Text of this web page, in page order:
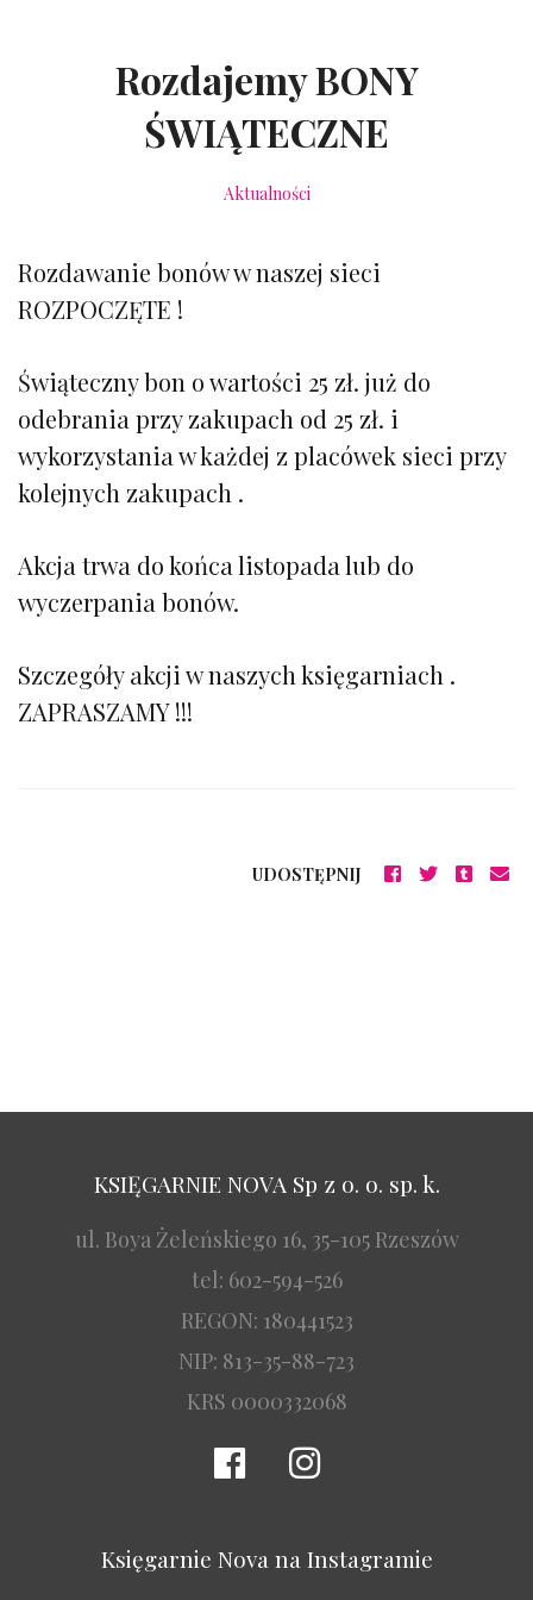
Rozdajemy BONY
ŚWIĄTECZNE
Aktualności
Rozdawanie bonów w naszej sieci
ROZPOCZĘTE !
Świąteczny bon o wartości 25 zł. już do
odebrania przy zakupach od 25 zł. i
wykorzystania w każdej z placówek sieci przy
kolejnych zakupach .
Akcja trwa do końca listopada lub do
wyczerpania bonów.
Szczegóły akcji w naszych księgarniach .
ZAPRASZAMY !!!
UDOSTĘPNIJ
KSIĘGARNIE NOVA Sp z o. o. sp. k.
ul. Boya Żeleńskiego 16, 35-105 Rzeszów
tel: 602-594-526
REGON: 180441523
NIP: 813-35-88-723
KRS 0000332068
Księgarnie Nova na Instagramie